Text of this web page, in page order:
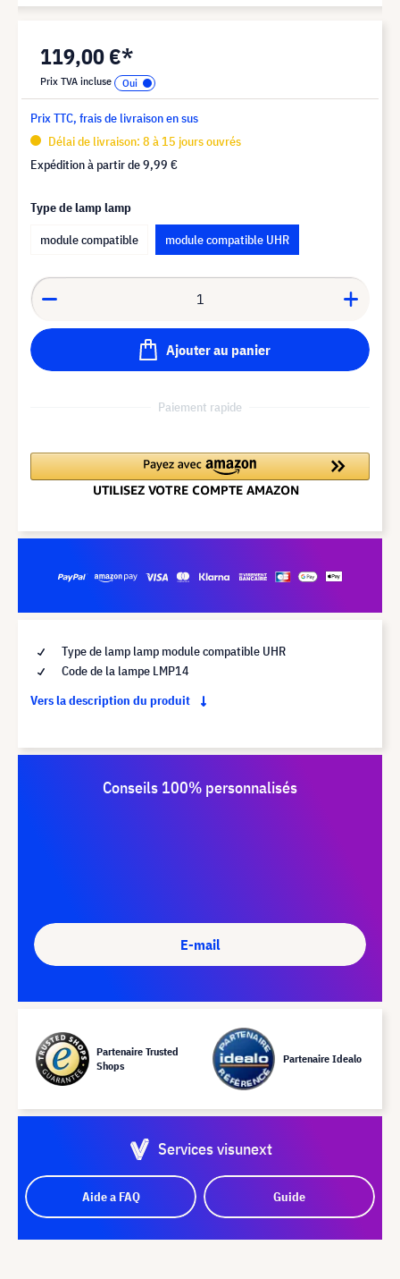
119,00 €*
Prix TVA incluse
Prix TTC, frais de livraison en sus
Délai de livraison: 8 à 15 jours ouvrés
Expédition à partir de9,99 €
Type de lamp lamp
module compatible
module compatible UHR
Ajouter au panier
Paiement rapide
Type de lamp lamp module compatible UHR
Code de la lampe LMP14
Vers la description du produit
Conseils 100% personnalisés
E-mail
Partenaire Trusted
Shops
Partenaire Idealo
Services visunext
Aide a FAQ Guide